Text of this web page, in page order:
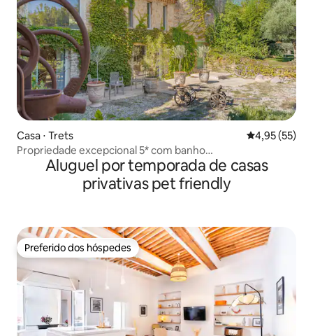
Casa ⋅ Trets 4,95 de uma
4,95 (55)
Propriedade excepcional 5* com banho
turco/piscina/jacuzzi
Aluguel por temporada de casas
privativas pet friendly
Preferido dos hóspedes
Preferido dos hóspedes